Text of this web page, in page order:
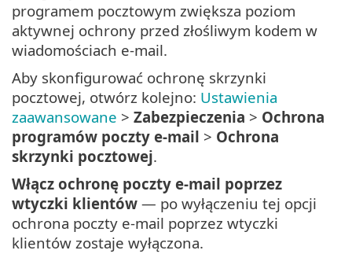
programem pocztowym zwiększa poziom
aktywnej ochrony przed złośliwym kodem w
wiadomościach e-mail.
Aby skonfigurować ochronę skrzynki
pocztowej, otwórz kolejno: Ustawienia
zaawansowane > Zabezpieczenia > Ochrona
programów poczty e-mail > Ochrona
skrzynki pocztowej.
Włącz ochronę poczty e-mail poprzez
wtyczki klientów — po wyłączeniu tej opcji
ochrona poczty e-mail poprzez wtyczki
klientów zostaje wyłączona.